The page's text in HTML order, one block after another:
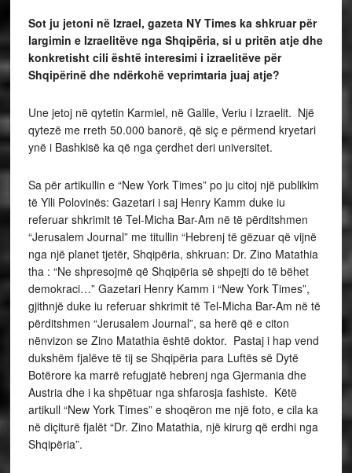
Sot ju jetoni në Izrael, gazeta NY Times ka shkruar për
largimin e Izraelitëve nga Shqipëria, si u pritën atje dhe
konkretisht cili është interesimi i izraelitëve për
Shqipërinë dhe ndërkohë veprimtaria juaj atje?
Une jetoj në qytetin Karmiel, në Galile, Veriu i Izraelit. Një
qytezë me rreth 50.000 banorë, që siç e përmend kryetari
ynë i Bashkisë ka që nga çerdhet deri universitet.
Sa për artikullin e “New York Times” po ju citoj një publikim
të Ylli Polovinës: Gazetari i saj Henry Kamm duke iu
referuar shkrimit të Tel-Micha Bar-Am në të përditshmen
“Jerusalem Journal” me titullin “Hebrenj të gëzuar që vijnë
nga një planet tjetër, Shqipëria, shkruan: Dr. Zino Matathia
tha : “Ne shpresojmë që Shqipëria së shpejti do të bëhet
demokraci…” Gazetari Henry Kamm i “New York Times”,
gjithnjë duke iu referuar shkrimit të Tel-Micha Bar-Am në të
përditshmen “Jerusalem Journal”, sa herë që e citon
nënvizon se Zino Matathia është doktor. Pastaj i hap vend
dukshëm fjalëve të tij se Shqipëria para Luftës së Dytë
Botërore ka marrë refugjatë hebrenj nga Gjermania dhe
Austria dhe i ka shpëtuar nga shfarosja fashiste. Këtë
artikull “New York Times” e shoqëron me një foto, e cila ka
në diçiturë fjalët “Dr. Zino Matathia, një kirurg që erdhi nga
Shqipëria”.